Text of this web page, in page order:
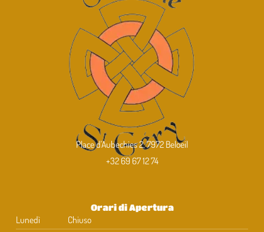
Place d'Aubechies 2, 7972 Beloeil
+32 69 67 12 74
Orari di Apertura
Lunedì
Chiuso